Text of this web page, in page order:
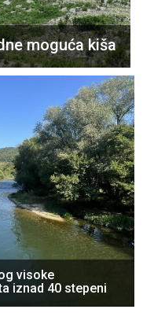
moguća kiša
visoke
iznad 40 stepeni